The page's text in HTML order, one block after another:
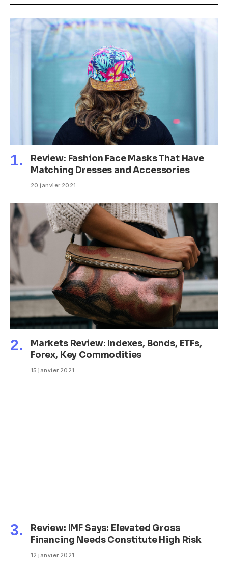
Review: Fashion Face Masks That Have
Matching Dresses and Accessories
20 janvier 2021
Markets Review: Indexes, Bonds, ETFs,
Forex, Key Commodities
15 janvier 2021
Review: IMF Says: Elevated Gross
Financing Needs Constitute High Risk
12 janvier 2021